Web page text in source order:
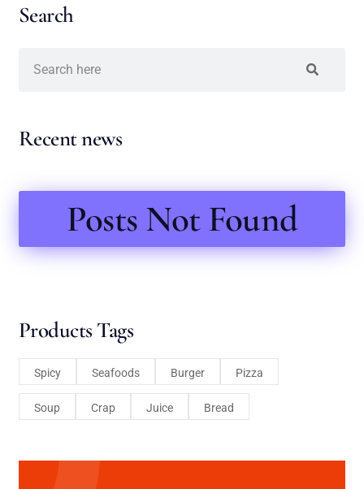
Search
Recent news
Posts Not Found
Products Tags
Spicy Seafoods Burger Pizza
Soup Crap Juice Bread